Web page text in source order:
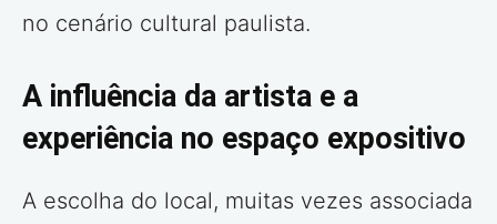
no cenário cultural paulista.
A influência da artista e a
experiência no espaço expositivo
A escolha do local, muitas vezes associada